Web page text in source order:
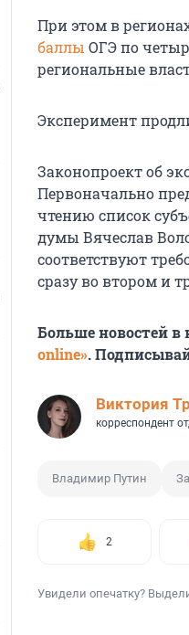
При этом в
баллы ОГЭ по
региональные
Эксперимент
Законопроект об
Первоначально
чтению список
думы Вячеслав
соответствуют
сразу во втором и
Больше новостей
online».
Виктория
корреспондент
Владимир Путин
2
Увидели опечатку?